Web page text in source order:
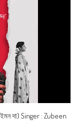
দা) Singer : Zubeen